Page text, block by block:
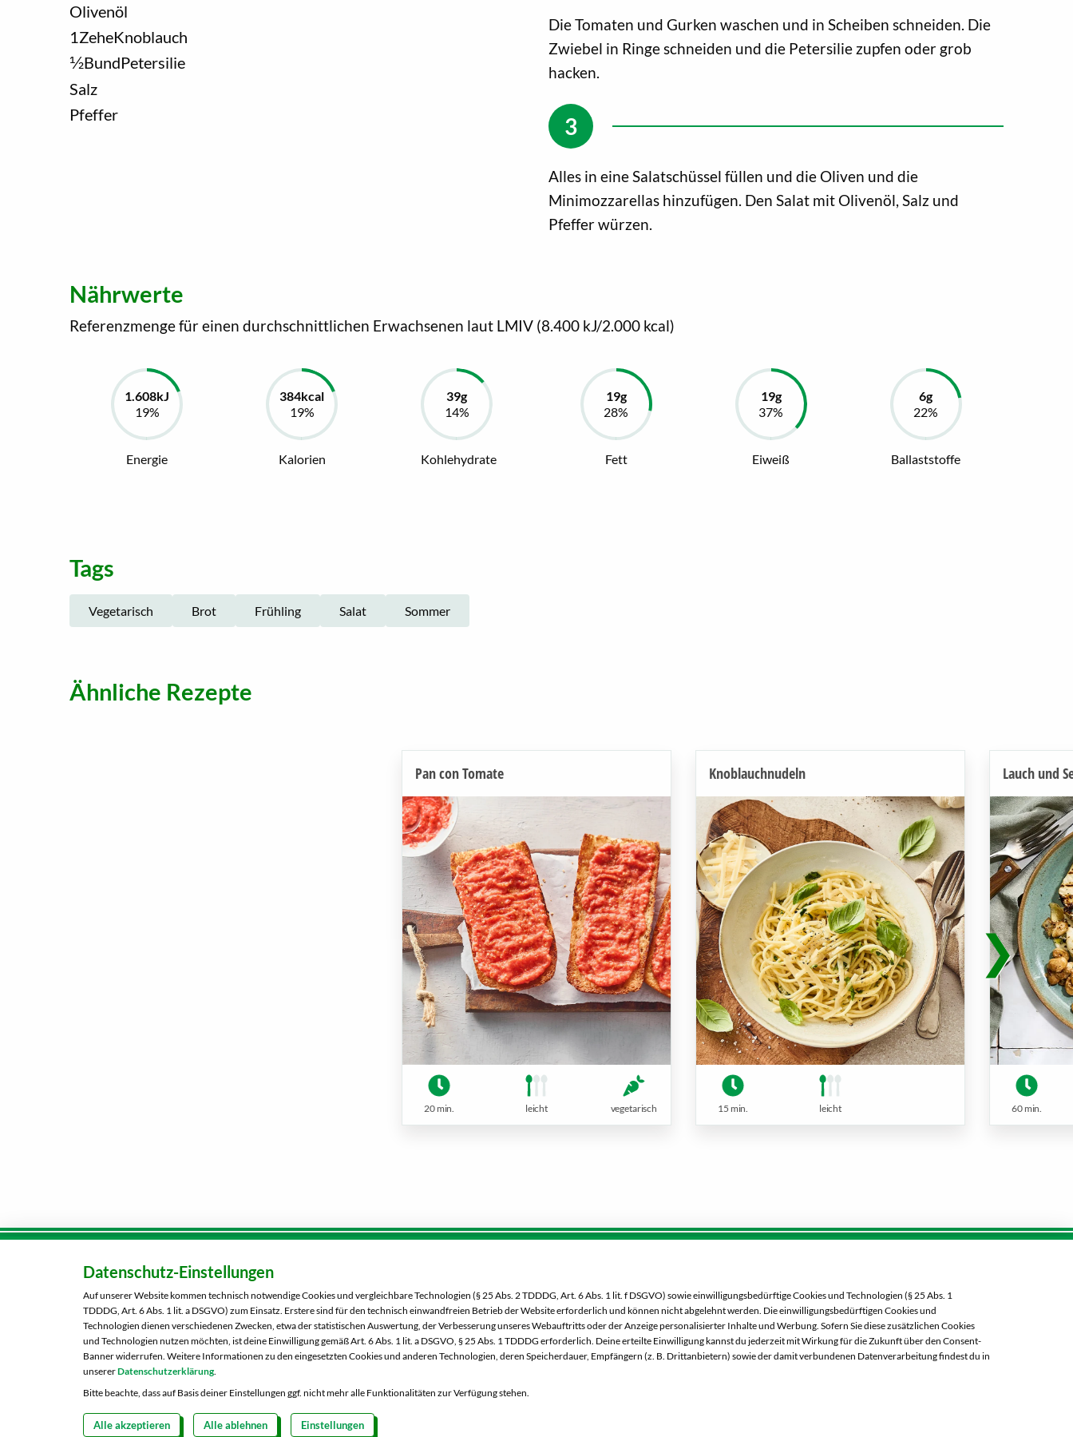
Olivenöl
1 ZeheKnoblauch
1/2BundPetersilie
Salz
Pfeffer
Die Tomaten und Gurken waschen und in Scheiben schneiden. Die
Zwiebel in Ringe schneiden und die Petersilie zupfen oder grob
hacken.
Alles in eine Salatschüssel füllen und die Oliven und die
Minimozzarellas hinzufügen. Den Salat mit Olivenöl, Salz und
Pfeffer würzen.
Nährwerte
Referenzmenge für einen durchschnittlichen Erwachsenen laut LMIV (8.400 kJ/2.000 kcal)
Energie Kalorien Kohlehydrate Fett Eiweiß Ballaststoffe
Tags
Vegetarisch Brot Frühling Salat Sommer
Ähnliche Rezepte
Pan con Tomate
20 min. leicht vegetarisch
Knoblauchnudeln
15 min. leicht
Lauch und
60 min.
Karriere
Über uns
Kontaktformular
Tel.:0800 00 333 52
Besucht uns
auch auf Facebook
Besucht uns
auch auf Instagram
MARKTKAUF Nürnberg-Mögeldorf
Laufamholzstraße 40/42
90482 Nürnberg
Telefon:0911 54340
Mo:
08:00 – 20:00 Uhr
Di:
08:00 – 20:00 Uhr
Mi:
08:00 – 20:00 Uhr
Do:
08:00 – 20:00 Uhr
Datenschutz-Einstellungen
Auf unserer Website kommen technisch notwendige Cookies und vergleichbare Technologien (§ 25 Abs. 2 TDDDG, Art. 6 Abs. 1 lit. f DSGVO) sowie einwilligungsbedürftige Cookies und Technologien (§ 25 Abs. 1
TDDDG, Art. 6 Abs. 1 lit. a DSGVO) zum Einsatz. Erstere sind für den technisch einwandfreien Betrieb der Website erforderlich und können nicht abgelehnt werden. Die einwilligungsbedürftigen Cookies und
Technologien dienen verschiedenen Zwecken, etwa der statistischen Auswertung, der Verbesserung unseres Webauftritts oder der Anzeige personalisierter Inhalte und Werbung. Sofern Sie diese zusätzlichen Cookies
und Technologien nutzen möchten, ist deine Einwilligung gemäß Art. 6 Abs. 1 lit. a DSGVO, § 25 Abs. 1 TDDDG erforderlich. Deine erteilte Einwilligung kannst du jederzeit mit Wirkung für die Zukunft über den Consent-
Banner widerrufen. Weitere Informationen zu den eingesetzten Cookies und anderen Technologien, deren Speicherdauer, Empfängern (z. B. Drittanbietern) sowie der damit verbundenen Datenverarbeitung findest du in
unsererDatenschutzerklärung.
Bitte beachte, dass auf Basis deiner Einstellungen ggf. nicht mehr alle Funktionalitäten zur Verfügung stehen.
Alle akzeptieren Alle ablehnen Einstellungen